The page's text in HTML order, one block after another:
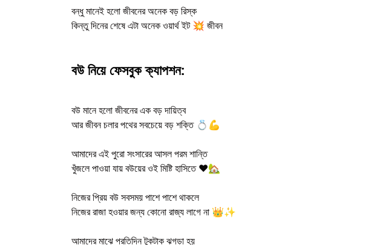
বন্ধু মানেই হলো জীবনের অনেক বড় রিস্ক
কিন্তু দিনের শেষে এটা অনেক ওয়ার্থ ইট 💥 জীবন
বউ নিয়ে ফেসবুক ক্যাপশন:
বউ মানে হলো জীবনের এক বড় দায়িত্ব
আর জীবন চলার পথের সবচেয়ে বড় শক্তি 💍💪
আমাদের এই পুরো সংসারের আসল পরম শান্তি
খুঁজলে পাওয়া যায় বউয়ের ওই মিষ্টি হাসিতে ❤️🏡
নিজের প্রিয় বউ সবসময় পাশে পাশে থাকলে
নিজের রাজা হওয়ার জন্য কোনো রাজ্য লাগে না 👑✨
আমাদের মাঝে প্রতিদিন টুকটাক ঝগড়া হয়